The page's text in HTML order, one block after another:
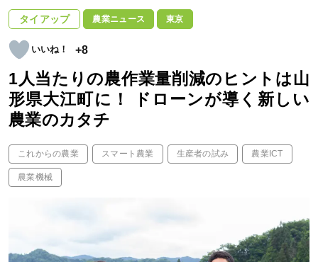
タイアップ 農業ニュース 東京
+8
1人当たりの農作業量削減のヒントは山
形県大江町に！ ドローンが導く新しい
農業のカタチ
これからの農業 スマート農業 生産者の試み 農業ICT
農業機械